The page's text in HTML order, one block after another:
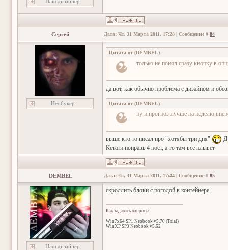
Сергей Дата: Чт, 31 Марта 2011, 17:28 | Сообщение # 84
Необукер
Цитата от (DEMBEL)
только не понял сразу кнопку в
да вот, как обычно проблема с дизайном и
Цитата от (DEMBEL)
ну и прогноз лучше на неделю
выше кто то писал про "хотябы три дня"
Кстати поправь 4 пост, а то там все плывет
DEMBEL Дата: Чт, 31 Марта 2011, 17:44 | Сообщение # 85
Наш дизайнер
скроллить блоки с погодой в контейнере.
Как задавать вопросы
Win7x64 SP1 Neobook v5.70 (Trial)
WinXP SP3 Neobook v5.62